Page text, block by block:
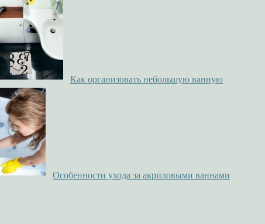
Как организовать небольшую ванную
Особенности ухода за акриловыми ваннами